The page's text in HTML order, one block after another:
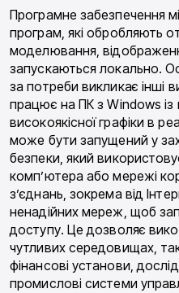
Програмне забезпечення
програм, які обробляють
моделювання,
запускаються локально.
за потреби викликає інші
працює на ПК з Windows
високоякісної графіки в
може бути запущений у
безпеки, який
комп’ютера або мережі
з’єднань, зокрема від
ненадійних мереж, щоб
доступу. Це дозволяє
чутливих середовищах,
фінансові установи,
промислові системи